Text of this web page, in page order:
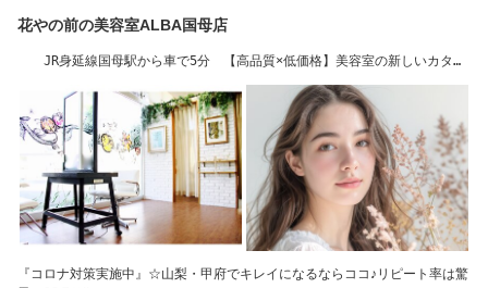
花やの前の美容室ALBA国母店
JR身延線国母駅から車で5分 【高品質×低価格】美容室の新しいカタチ
『コロナ対策実施中』☆山梨・甲府でキレイになるならココ♪リピート率は驚